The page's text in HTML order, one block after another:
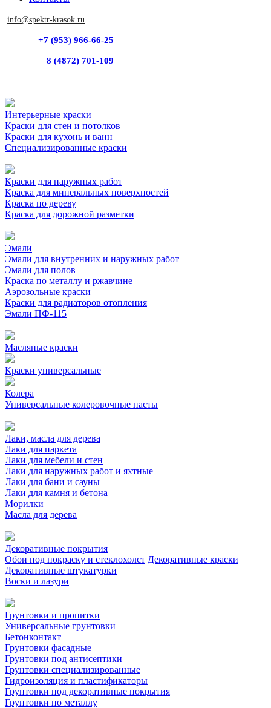
info@spektr-krasok.ru
+7 (953) 966-66-25
8 (4872) 701-109
Интерьерные краски
Краски для стен и потолков
Краски для кухонь и ванн
Специализированные краски
Краски для наружных работ
Краска для минеральных поверхностей
Краска по дереву
Краска для дорожной разметки
Эмали
Эмали для внутренних и наружных работ
Эмали для полов
Краска по металлу и ржавчине
Аэрозольные краски
Краски для радиаторов отопления
Эмали ПФ-115
Масляные краски
Краски универсальные
Колера
Универсальные колеровочные пасты
Лаки, масла для дерева
Лаки для паркета
Лаки для мебели и стен
Лаки для наружных работ и яхтные
Лаки для бани и сауны
Лаки для камня и бетона
Морилки
Масла для дерева
Декоративные покрытия
Обои под покраску и стеклохолст Декоративные краски
Декоративные штукатурки
Воски и лазури
Грунтовки и пропитки
Универсальные грунтовки
Бетонконтакт
Грунтовки фасадные
Грунтовки под антисептики
Грунтовки специализированные
Гидроизоляция и пластификаторы
Грунтовки под декоративные покрытия
Грунтовки по металлу